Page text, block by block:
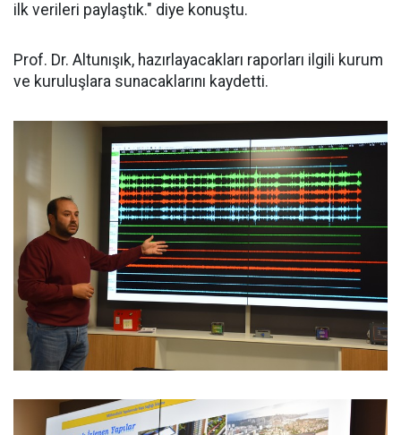
ilk verileri paylaştık." diye konuştu.
Prof. Dr. Altunışık, hazırlayacakları raporları ilgili kurum
ve kuruluşlara sunacaklarını kaydetti.